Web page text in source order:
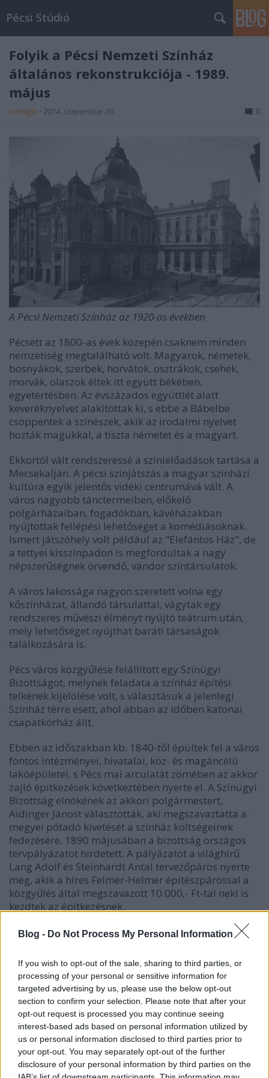
Blog - Do Not Process My Personal Information
If you wish to opt-out of the sale, sharing to third parties, or
processing of your personal or sensitive information for
targeted advertising by us, please use the below opt-out
section to confirm your selection. Please note that after your
opt-out request is processed you may continue seeing
interest-based ads based on personal information utilized by
us or personal information disclosed to third parties prior to
your opt-out. You may separately opt-out of the further
disclosure of your personal information by third parties on the
Pécsi Stúdió
Folyik a Pécsi Nemzeti Színház
általános rekonstrukciója - 1989.
május
tomikgb • 2014. szeptember 09. 0
A Pécsi Nemzeti Színház az 1920-as években
Pécsett az 1800-as évek közepén csaknem minden
nemzetiség megtalálható volt. Magyarok, németek,
bosnyákok, szerbek, horvátok, osztrákok, csehek,
morvák, olaszok éltek itt együtt békében,
egyetértésben. Az évszázados együttlét alatt
keveréknyelvet alakítottak ki, s ebbe a Bábelbe
csöppentek a színészek, akik az irodalmi nyelvet
hozták magukkal, a tiszta németet és a magyart.
Ekkortól vált rendszeressé a színielőadások tartása a
Mecsekalján. A pécsi színjátszás a magyar színházi
kultúra egyik jelentős vidéki centrumává vált. A
város nagyobb tánctermeiben, előkelő
polgárházaiban, fogadókban, kávéházakban
nyújtottak fellépési lehetőséget a komédiásoknak.
Ismert játszóhely volt például az "Elefántos Ház", de
a tettyei kisszínpadon is megfordultak a nagy
népszerűségnek örvendő, vándor színtársulatok.
A város lakossága nagyon szeretett volna egy
kőszínházat, állandó társulattal, vágytak egy
rendszeres művészi élményt nyújtó teátrum után,
mely lehetőséget nyújthat baráti társaságok
találkozására is.
Pécs város közgyűlése felállított egy Színügyi
Bizottságot, melynek feladata a színház építési
telkének kijelölése volt, s választásuk a jelenlegi
Színház térre esett, ahol abban az időben katonai
csapatkórház állt.
Ebben az időszakban kb. 1840-től épültek fel a város
fontos intézményei, hivatalai, köz- és magáncélú
lakóépületei, s Pécs mai arculatát zömében az akkor
zajló építkezések következtében nyerte el. A Színügyi
Bizottság elnökének az akkori polgármestert,
Aidinger Jánost választották, aki megszavaztatta a
megyei pótadó kivetését a színház költségeinek
fedezésére. 1890 májusában a bizottság országos
tervpályázatot hirdetett. A pályázatot a világhírű
Lang Adolf és Steinhardt Antal tervezőpáros nyerte
meg, akik a híres Felmer-Helmer építészpárossal a
közgyűlés által megszavazott 10.000,- Ft-tal neki is
kezdtek az építkezésnek.
Az épületen helyet kapott a kor kiemelkedő "színházi
Kisfaludy Károly és Erkel Ferenc szobra, s a kupolán
látható Géniusz szobrot Kiss György szobrászművész
a Zsolnay Porcelángyár alkotógárdájával keltette
életre.
A színház megnyitójára 1895. október 5-én került
sor, fényes keretek között, az akkori Pécsi Napló
ünnepi különkiadással köszöntötte a fantasztikus
eseményt, a lakosság ujjongott. A társulat e jeles